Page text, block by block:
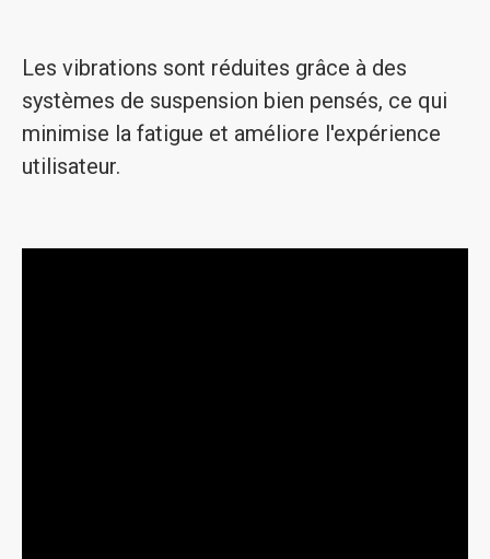
Les vibrations sont réduites grâce à des
systèmes de suspension bien pensés, ce qui
minimise la fatigue et améliore l'expérience
utilisateur.